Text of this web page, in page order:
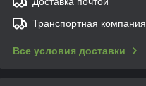
Транспортная компания
Все условия доставки